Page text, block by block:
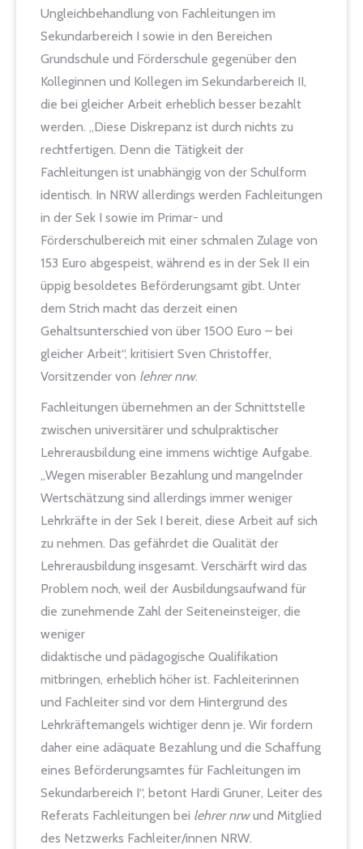
Ungleichbehandlung von Fachleitungen im
Sekundarbereich I sowie in den Bereichen
Grundschule und Förderschule gegenüber den
Kolleginnen und Kollegen im Sekundarbereich II,
die bei gleicher Arbeit erheblich besser bezahlt
werden. „Diese Diskrepanz ist durch nichts zu
rechtfertigen. Denn die Tätigkeit der
Fachleitungen ist unabhängig von der Schulform
identisch. In NRW allerdings werden Fachleitungen
in der Sek I sowie im Primar- und
Förderschulbereich mit einer schmalen Zulage von
153 Euro abgespeist, während es in der Sek II ein
üppig besoldetes Beförderungsamt gibt. Unter
dem Strich macht das derzeit einen
Gehaltsunterschied von über 1500 Euro – bei
gleicher Arbeit“, kritisiert Sven Christoffer,
Vorsitzender von lehrer nrw.
Fachleitungen übernehmen an der Schnittstelle
zwischen universitärer und schulpraktischer
Lehrerausbildung eine immens wichtige Aufgabe.
„Wegen miserabler Bezahlung und mangelnder
Wertschätzung sind allerdings immer weniger
Lehrkräfte in der Sek I bereit, diese Arbeit auf sich
zu nehmen. Das gefährdet die Qualität der
Lehrerausbildung insgesamt. Verschärft wird das
Problem noch, weil der Ausbildungsaufwand für
die zunehmende Zahl der Seiteneinsteiger, die
weniger
didaktische und pädagogische Qualifikation
mitbringen, erheblich höher ist. Fachleiterinnen
und Fachleiter sind vor dem Hintergrund des
Lehrkräftemangels wichtiger denn je. Wir fordern
daher eine adäquate Bezahlung und die Schaffung
eines Beförderungsamtes für Fachleitungen im
Sekundarbereich I“, betont Hardi Gruner, Leiter des
Referats Fachleitungen bei lehrer nrwund Mitglied
des Netzwerks Fachleiter/innen NRW.